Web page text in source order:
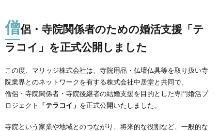
僧侶・寺院関係者のための婚活支援「テ
ラコイ」を正式公開しました
この度、マリッジ株式会社は、寺院用品・仏壇仏具等を取り扱い寺
院業界とのネットワークを有する株式会社中居堂と共同で、
僧侶・寺院関係者・寺院後継者の結婚支援を目的とした専門婚活プ
ロジェクト
「テラコイ」 を正式公開いたしました。
寺院という家業や地域とのつながり、将来的な役割など、一般的な